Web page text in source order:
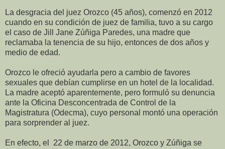
La desgracia del juez Orozco (45 años), comenzó en 2012
cuando en su condición de juez de familia, tuvo a su cargo
el caso de Jill Jane Zúñiga Paredes, una madre que
reclamaba la tenencia de su hijo, entonces de dos años y
medio de edad.
Orozco le ofreció ayudarla pero a cambio de favores
sexuales que debían cumplirse en un hotel de la localidad.
La madre aceptó aparentemente, pero formuló su denuncia
ante la Oficina Desconcentrada de Control de la
Magistratura (Odecma), cuyo personal montó una operación
para sorprender al juez.
En efecto, el 22 de marzo de 2012, Orozco y Zúñiga se